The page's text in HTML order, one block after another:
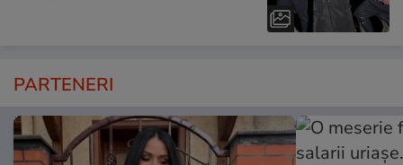
PARTENERI